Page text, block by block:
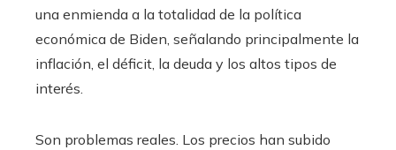
una enmienda a la totalidad de la política
económica de Biden, señalando principalmente la
inflación, el déficit, la deuda y los altos tipos de
interés.
Son problemas reales. Los precios han subido